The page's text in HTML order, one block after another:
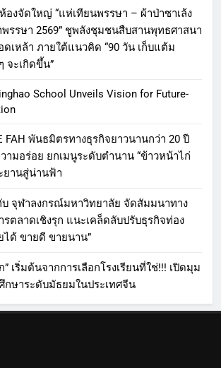
องจัดใหญ่ “แห่เทียนพรรษา – ผ้าป่าซาเล้ง
พรรษา 2569” ชูพลังชุมชนสืบสานพุทธศาสนา
ดเหล้า ภายใต้แนวคิด “90 วัน เก็บแต้ม
จะเกิดขึ้น”
School Unveils Vision for Future-
FAH พันธมิตรทางธุรกิจยาวนานกว่า 20 ปี
ามอร่อย ยกเมนูระดับตำนาน “ข้าวหน้าไก่
ยานสู่น่านฟ้า
จุฬาลงกรณ์มหาวิทยาลัย จัดสัมมนาทาง
รตลาดเชิงรุก แนะเคล็ดลับปรับธุรกิจท่อง
ได้ ขายดี ขายนาน”
เริ่มต้นจากการเลือกโรงเรียนที่ใช่!!! เปิดมุม
กษาระดับมัธยมในประเทศจีน